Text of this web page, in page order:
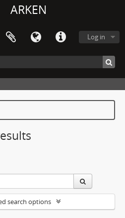
ARKEN
Log in
search options